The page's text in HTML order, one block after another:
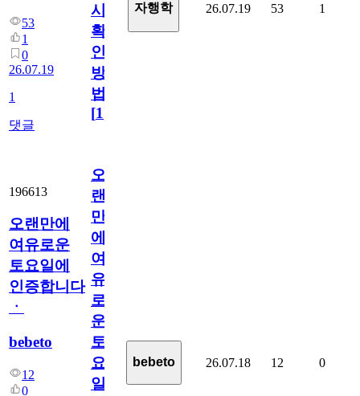
53
1
0
26.07.19
1
댓글
시
확
인
방
법
[1]
자행학 26.07.19 53 1
196613
오랜만에
여유로운
토요일에
인증합니다
ㆍ
bebeto
12
0
오
랜
만
에
여
유
로
운
토
요
일
bebeto 26.07.18 12 0